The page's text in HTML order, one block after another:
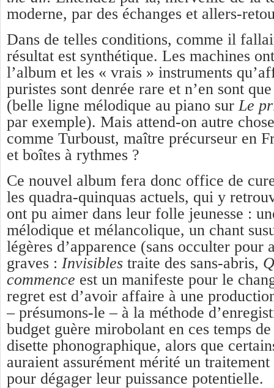
moderne, par des échanges et allers-
Dans de telles conditions, comme il
résultat est synthétique. Les machines
l’album et les « vrais » instruments
puristes sont denrée rare et n’en sont
(belle ligne mélodique au piano sur Le
par exemple). Mais attend-on autre
comme Turboust, maître précurseur en
et boîtes à rythmes ?
Ce nouvel album fera donc office de
les quadra-quinquas actuels, qui y
ont pu aimer dans leur folle jeunesse :
mélodique et mélancolique, un chant
légères d’apparence (sans occulter pour
graves : Invisibles traite des sans-abris,
commence est un manifeste pour le
regret est d’avoir affaire à une
– présumons-le – à la méthode
budget guère mirobolant en ces temps
disette phonographique, alors que
auraient assurément mérité un
pour dégager leur puissance potentielle.